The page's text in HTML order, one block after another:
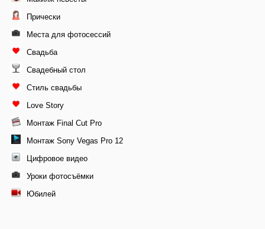
Прически
Места для фотосессий
Свадьба
Свадебный стол
Стиль свадьбы
Love Story
Монтаж Final Cut Pro
Монтаж Sony Vegas Pro 12
Цифровое видео
Уроки фотосъёмки
Юбилей